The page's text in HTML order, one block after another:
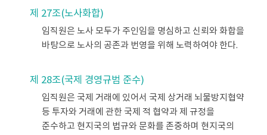
제 27조(노사화합)
임직원은 노사 모두가 주인임을 명심하고 신뢰와 화합을
바탕으로 노사의 공존과 번영을 위해 노력하여야 한다.
제 28조(국제 경영규범 준수)
임직원은 국제 거래에 있어서 국제 상거래 뇌물방지협약
등 투자와 거래에 관한 국제 적 협약과 제 규정을
준수하고 현지국의 법규와 문화를 존중하며 현지국의